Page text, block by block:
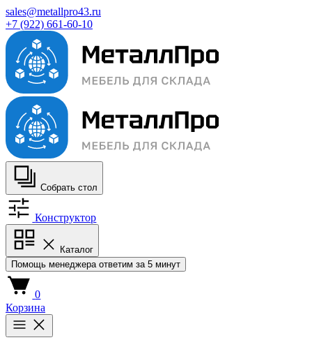
sales@metallpro43.ru
+7 (922) 661-60-10
Собрать стол
Конструктор
Каталог
Помощь менеджера ответим за 5 минут
0
Корзина